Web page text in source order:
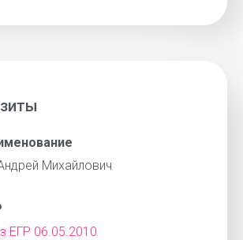
Михайлович
ЕГР 06.05.2010